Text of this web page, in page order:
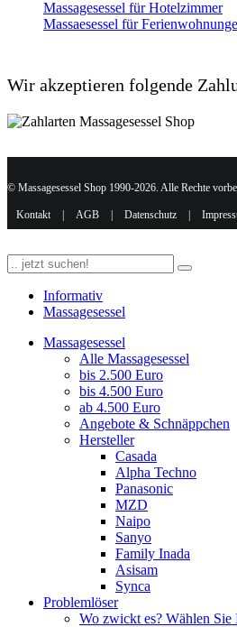
Massagesessel für Hotelzimmer
Massaesessel für
Wir akzeptieren folgende
© Massagesessel Shop 1990-2026. Alle Rechte
Kontakt | AGB | Datenschutz |
Informativ
Massagesessel
Massagesessel
Alle Massagesessel
bis 2.500 Euro
bis 4.500 Euro
ab 4.500 Euro
Angebote & Schnäppchen
Hersteller
Casada
Alpha Techno
Panasonic
MZD
Naipo
Sanyo
Family Inada
Asisam
Synca
Problemlöser
Wo zwickt es? Wählen Sie